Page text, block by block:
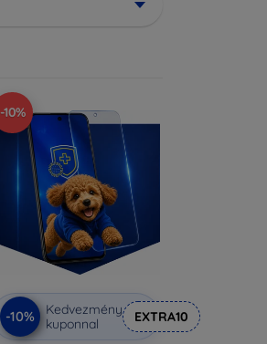
-10%
-10%
Kedvezmény
kuponnal
EXTRA10